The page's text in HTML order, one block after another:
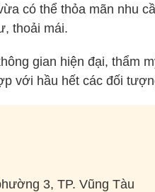
có thể thỏa mãn nhu
thoải mái.
gian hiện đại, thẩm
với hầu hết các đối
3, TP. Vũng Tàu